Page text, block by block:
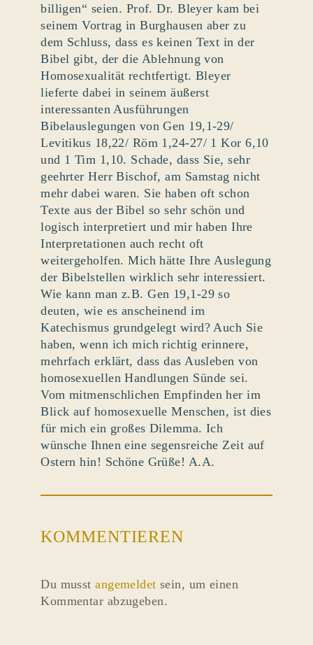
billigen“ seien. Prof. Dr. Bleyer kam bei
seinem Vortrag in Burghausen aber zu
dem Schluss, dass es keinen Text in der
Bibel gibt, der die Ablehnung von
Homosexualität rechtfertigt. Bleyer
lieferte dabei in seinem äußerst
interessanten Ausführungen
Bibelauslegungen von Gen 19,1-29/
Levitikus 18,22/ Röm 1,24-27/ 1 Kor 6,10
und 1 Tim 1,10. Schade, dass Sie, sehr
geehrter Herr Bischof, am Samstag nicht
mehr dabei waren. Sie haben oft schon
Texte aus der Bibel so sehr schön und
logisch interpretiert und mir haben Ihre
Interpretationen auch recht oft
weitergeholfen. Mich hätte Ihre Auslegung
der Bibelstellen wirklich sehr interessiert.
Wie kann man z.B. Gen 19,1-29 so
deuten, wie es anscheinend im
Katechismus grundgelegt wird? Auch Sie
haben, wenn ich mich richtig erinnere,
mehrfach erklärt, dass das Ausleben von
homosexuellen Handlungen Sünde sei.
Vom mitmenschlichen Empfinden her im
Blick auf homosexuelle Menschen, ist dies
für mich ein großes Dilemma. Ich
wünsche Ihnen eine segensreiche Zeit auf
Ostern hin! Schöne Grüße! A.A.
KOMMENTIEREN
Du musstangemeldet sein, um einen
Kommentar abzugeben.